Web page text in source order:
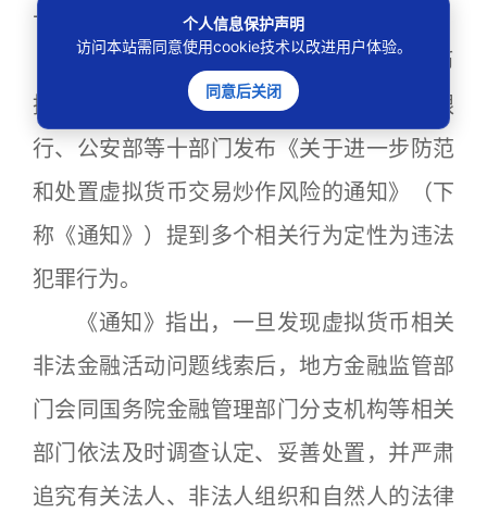
十分明显了。
今年以来，我国持续严厉打击虚拟货币
挖矿与交易等行为。9月24日，中国人民银
行、公安部等十部门发布《关于进一步防范
和处置虚拟货币交易炒作风险的通知》（下
称《通知》）提到多个相关行为定性为违法
犯罪行为。
《通知》指出，一旦发现虚拟货币相关
非法金融活动问题线索后，地方金融监管部
门会同国务院金融管理部门分支机构等相关
部门依法及时调查认定、妥善处置，并严肃
追究有关法人、非法人组织和自然人的法律
个人信息保护声明
访问本站需同意使用cookie技术以改进用户体验。
同意后关闭